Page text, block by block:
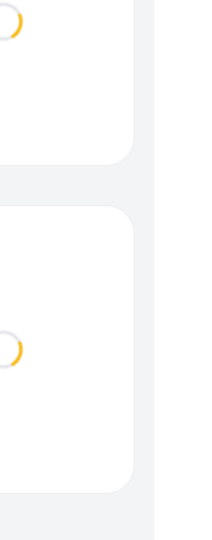
Loading...
Loading...